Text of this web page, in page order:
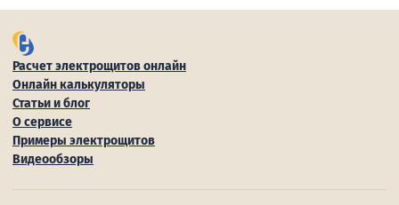
Расчет электрощитов онлайн
Онлайн калькуляторы
Статьи и блог
О сервисе
Примеры электрощитов
Видеообзоры